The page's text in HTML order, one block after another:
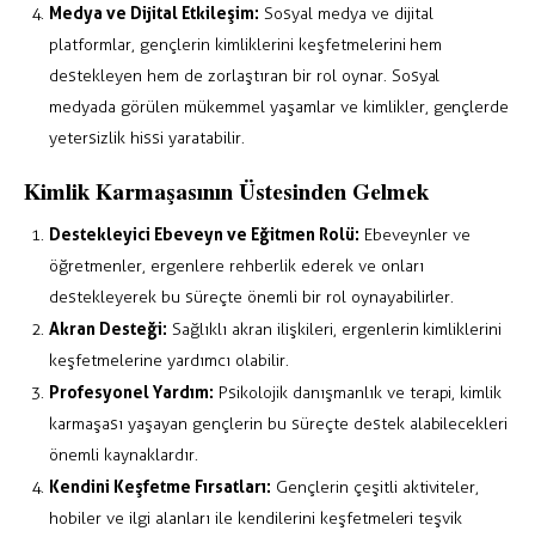
Medya ve Dijital Etkileşim: Sosyal medya ve dijital
platformlar, gençlerin kimliklerini keşfetmelerini hem
destekleyen hem de zorlaştıran bir rol oynar. Sosyal
medyada görülen mükemmel yaşamlar ve kimlikler, gençlerde
yetersizlik hissi yaratabilir.
Kimlik Karmaşasının Üstesinden Gelmek
Destekleyici Ebeveyn ve Eğitmen Rolü: Ebeveynler ve
öğretmenler, ergenlere rehberlik ederek ve onları
destekleyerek bu süreçte önemli bir rol oynayabilirler.
Akran Desteği: Sağlıklı akran ilişkileri, ergenlerin kimliklerini
keşfetmelerine yardımcı olabilir.
Profesyonel Yardım: Psikolojik danışmanlık ve terapi, kimlik
karmaşası yaşayan gençlerin bu süreçte destek alabilecekleri
önemli kaynaklardır.
Kendini Keşfetme Fırsatları: Gençlerin çeşitli aktiviteler,
hobiler ve ilgi alanları ile kendilerini keşfetmeleri teşvik